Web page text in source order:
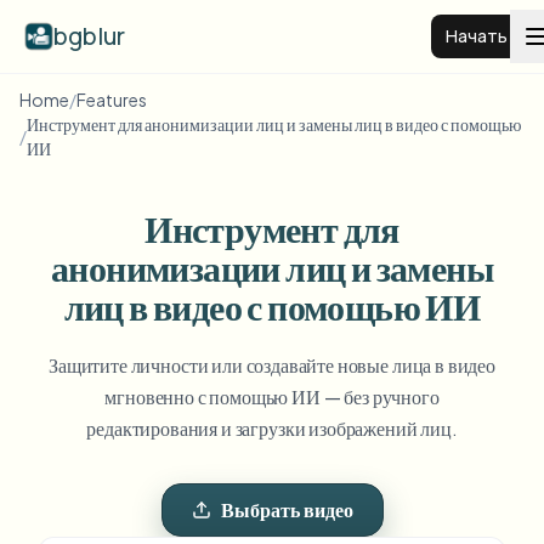
bgblur Начать
Размытие фона видео
Примеры
Смотреть все примеры
Просмотреть полную библиотеку примеров
Размыть номер
Функции
View all features
Для бизнеса
Школы и образование
Home/Features
/
Инструмент для анонимизации лиц и замены лиц в видео с помощью
ИИ
Инструмент для
анонимизации лиц и замены
лиц в видео с помощью ИИ
Защитите личности или создавайте новые лица в видео
мгновенно с помощью ИИ — без ручного
редактирования и загрузки изображений лиц.
Выбрать видео